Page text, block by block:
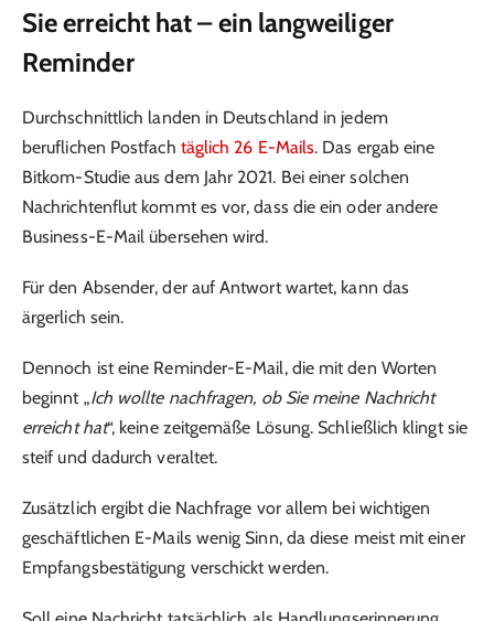
Sie erreicht hat – ein langweiliger
Reminder
Durchschnittlich landen in Deutschland in jedem
beruflichen Postfach täglich 26 E-Mails. Das ergab eine
Bitkom-Studie aus dem Jahr 2021. Bei einer solchen
Nachrichtenflut kommt es vor, dass die ein oder andere
Business-E-Mail übersehen wird.
Für den Absender, der auf Antwort wartet, kann das
ärgerlich sein.
Dennoch ist eine Reminder-E-Mail, die mit den Worten
beginnt „Ich wollte nachfragen, ob Sie meine Nachricht
erreicht hat“, keine zeitgemäße Lösung. Schließlich klingt sie
steif und dadurch veraltet.
Zusätzlich ergibt die Nachfrage vor allem bei wichtigen
geschäftlichen E-Mails wenig Sinn, da diese meist mit einer
Empfangsbestätigung verschickt werden.